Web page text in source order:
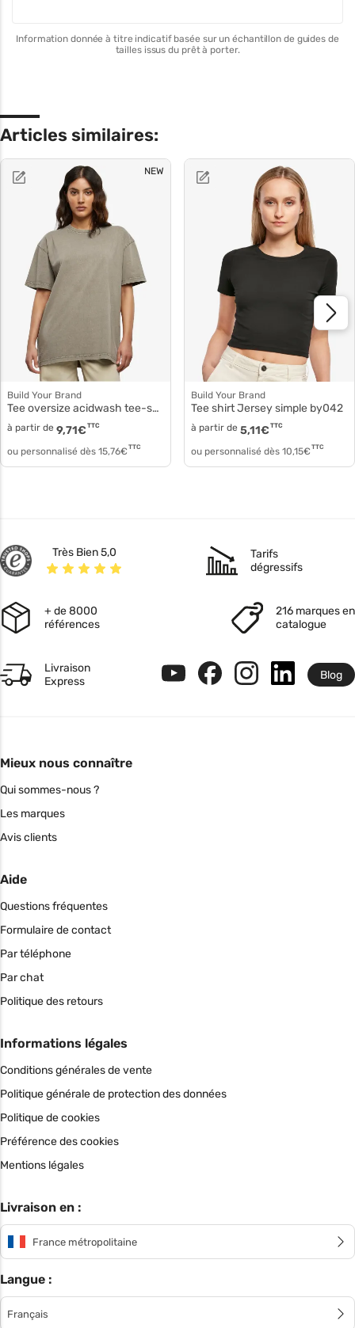
Information donnée à titre indicatif basée sur un échantillon de guides de
tailles issus du prêt à porter.
Articles similaires:
NEW
Build Your Brand
Tee oversize acidwash tee-shirt femme by270
à partir de 9,71€ TTC
ou personnalisé dès 15,76€ TTC
Build Your Brand
Tee shirt Jersey simple by042
à partir de 5,11€ TTC
ou personnalisé dès 10,15€ TTC
Très Bien 5,0
Tarifs
dégressifs
+ de 8000
références
216 marques en
catalogue
Livraison
Express
Blog
Mieux nous connaître
Qui sommes-nous ?
Les marques
Avis clients
Aide
Questions fréquentes
Formulaire de contact
Par téléphone
Par chat
Politique des retours
Informations légales
Conditions générales de vente
Politique générale de protection des données
Politique de cookies
Préférence des cookies
Mentions légales
Livraison en :
France métropolitaine
Langue :
Français